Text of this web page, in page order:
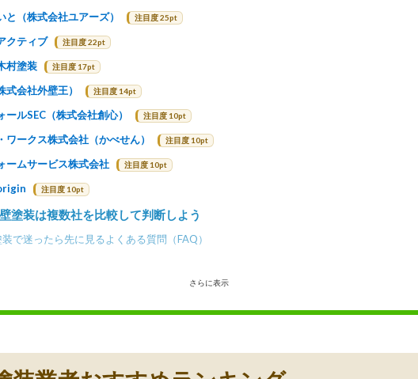
と（株式会社ユアーズ） 注目度 25pt
クティブ 注目度 22pt
村塗装 注目度 17pt
式会社外壁王） 注目度 14pt
ールSEC（株式会社創心） 注目度 10pt
ワークス株式会社（かべせん） 注目度 10pt
ームサービス株式会社 注目度 10pt
注目度 10pt
塗装は複数社を比較して判断しよう
で迷ったら先に見るよくある質問（FAQ）
さらに表示